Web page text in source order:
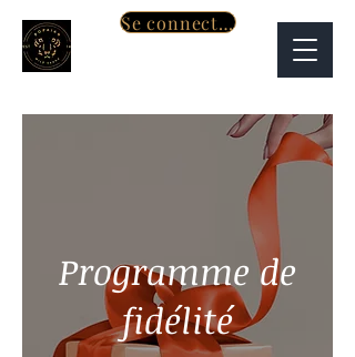
Se connecter
Programme de
fidélité